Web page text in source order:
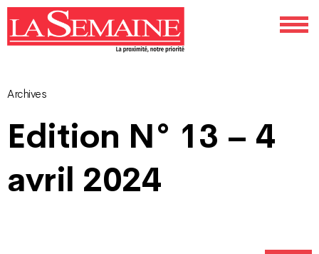
Archives
Edition N° 13 – 4
avril 2024
Navigation
des
articles